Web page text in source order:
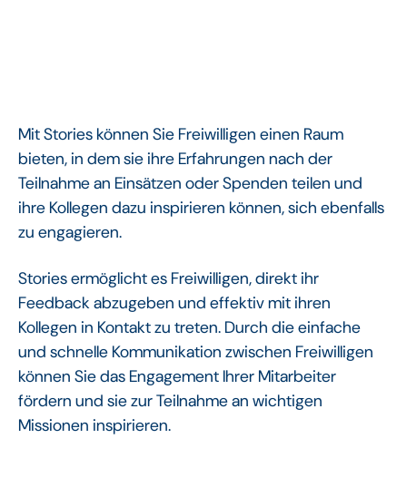
Mit Stories können Sie Freiwilligen einen Raum
bieten, in dem sie ihre Erfahrungen nach der
Teilnahme an Einsätzen oder Spenden teilen und
ihre Kollegen dazu inspirieren können, sich ebenfalls
zu engagieren.
Stories ermöglicht es Freiwilligen, direkt ihr
Feedback abzugeben und effektiv mit ihren
Kollegen in Kontakt zu treten. Durch die einfache
und schnelle Kommunikation zwischen Freiwilligen
können Sie das Engagement Ihrer Mitarbeiter
fördern und sie zur Teilnahme an wichtigen
Missionen inspirieren.